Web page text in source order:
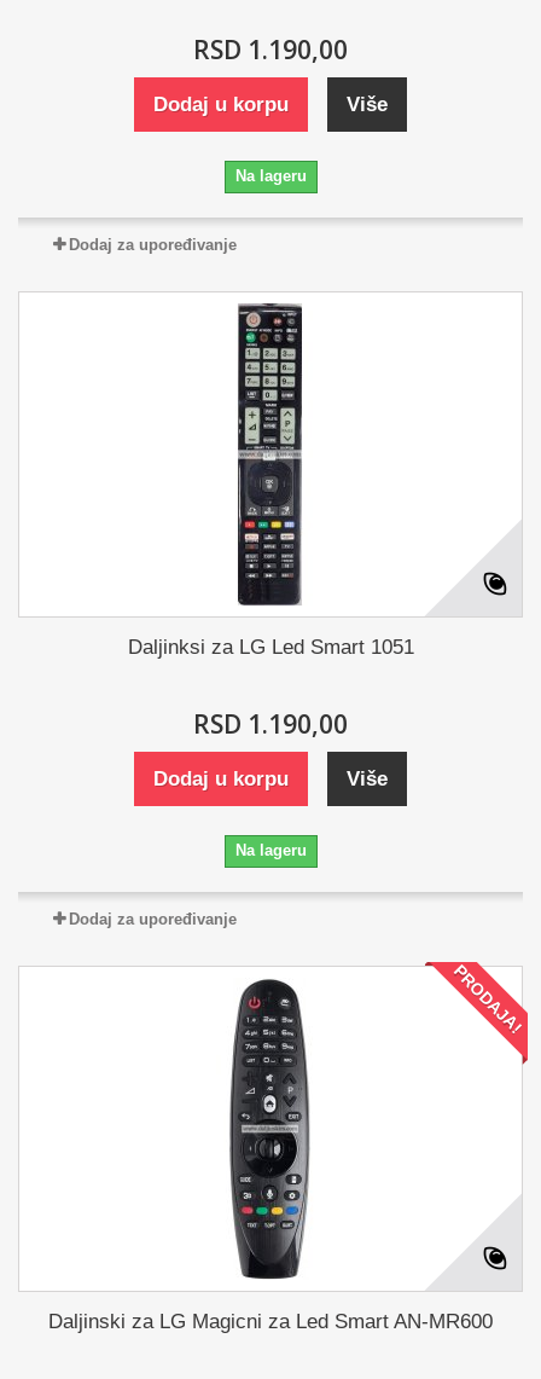
RSD 1.190,00
Dodaj u korpu Više
Na lageru
Dodaj za upoređivanje
Daljinksi za LG Led Smart 1051
RSD 1.190,00
Dodaj u korpu Više
Na lageru
Dodaj za upoređivanje
PRODAJA!
Daljinski za LG Magicni za Led Smart AN-MR600